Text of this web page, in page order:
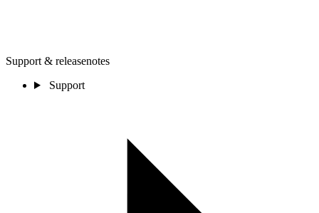
Support & releasenotes
Support